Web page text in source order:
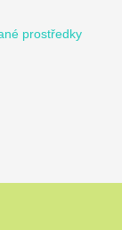
prostředky